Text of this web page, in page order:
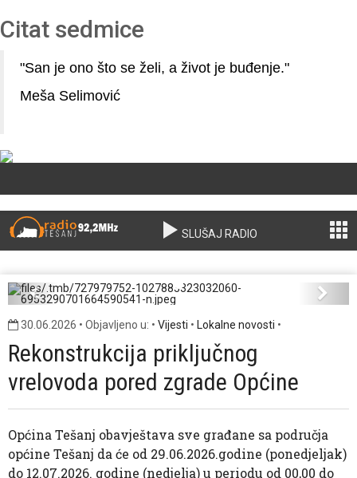
Citat sedmice
"San je ono što se želi, a život je buđenje."
Meša Selimović
SLUŠAJ RADIO
727979752-1027883323032060-
Previous Next
30.06.2026 • Objavljeno u: • Vijesti • Lokalne novosti •
Rekonstrukcija priključnog
vrelovoda pored zgrade Općine
Općina Tešanj obavještava sve građane sa područja
općine Tešanj da će od 29.06.2026.godine (ponedjeljak)
do 12.07.2026. godine (nedjelja) u periodu od 00,00 do